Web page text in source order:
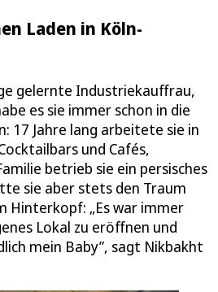
Laden in Köln-
gelernte Industriekauffrau,
es sie immer schon in die
17 Jahre lang arbeitete sie in
und Cafés,
betrieb sie ein persisches
sie aber stets den Traum
Hinterkopf: „Es war immer
Lokal zu eröffnen und
mein Baby”, sagt Nikbakht